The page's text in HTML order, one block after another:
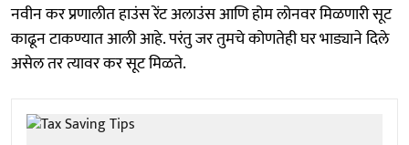
नवीन कर प्रणालीत हाउंस रेंट अलाउंस आणि होम लोनवर मिळणारी सूट
काढून टाकण्यात आली आहे. परंतु जर तुमचे कोणतेही घर भाड्याने दिले
असेल तर त्यावर कर सूट मिळते.